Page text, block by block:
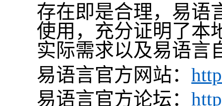
存在即是合理， 易语
使用，充分证明了本
实际需求以及易语言
易语言官方网站：
易语言官方论坛：